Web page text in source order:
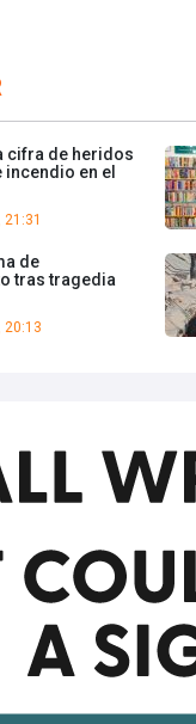
cifra de heridos
en el
de
tras tragedia
20:13